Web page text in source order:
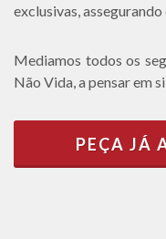
exclusivas,
Mediamos todos os
Não Vida, a pensar em
PEÇA JÁ